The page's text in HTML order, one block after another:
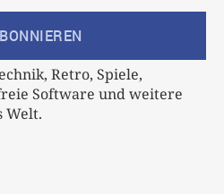
Retro, Spiele,
Software und weitere
Welt.